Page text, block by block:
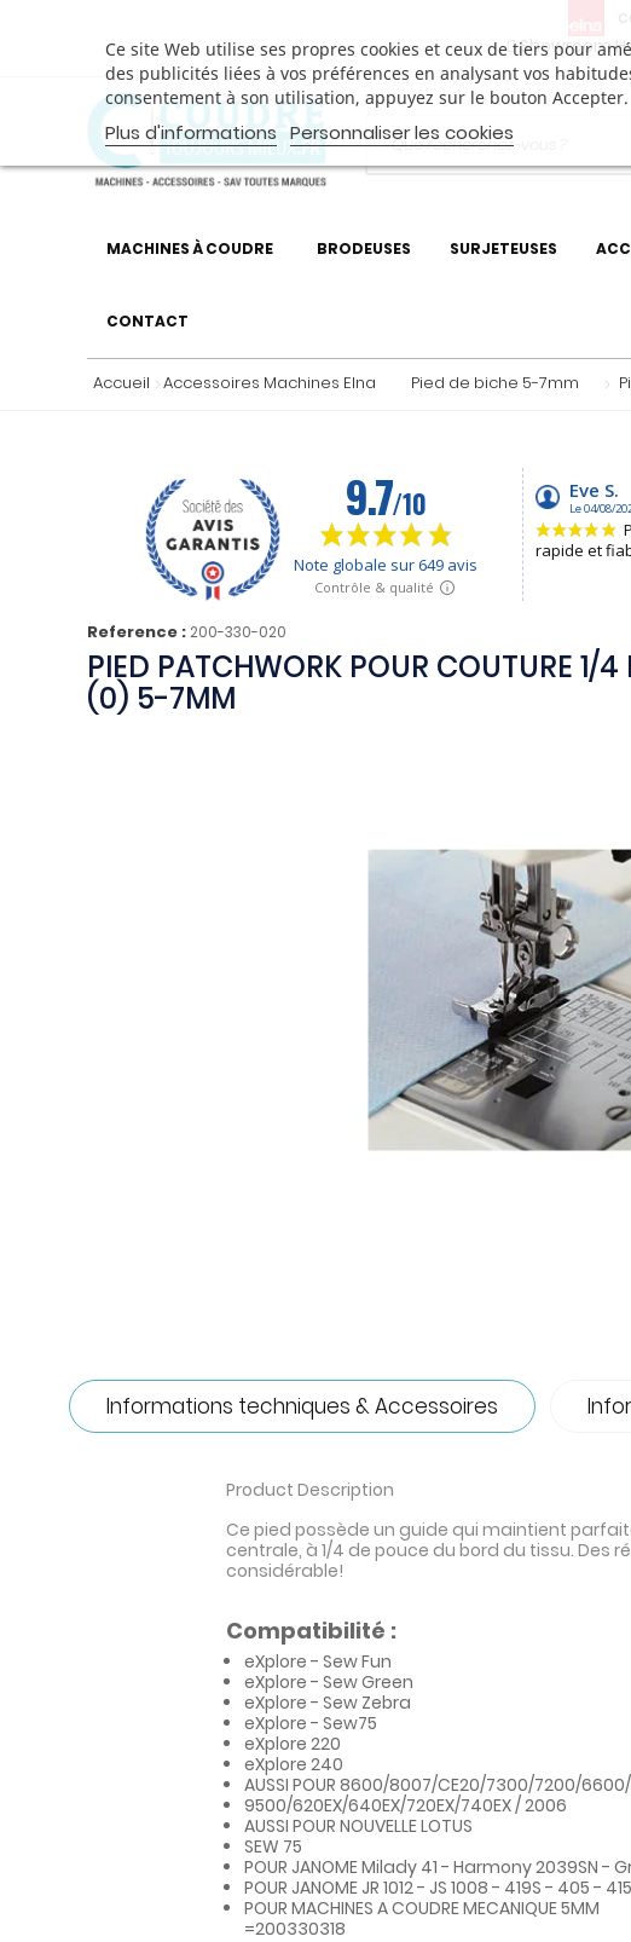
Showroom
Ce site Web utilise ses propres cookies et ceux de tiers pour
des publicités liées à vos préférences en analysant vos
consentement à son utilisation, appuyez sur le bouton Accepter.
Plus d'informations Personnaliser les cookies
MACHINES À COUDRE BRODEUSES SURJETEUSES
CONTACT
Accueil Accessoires Machines Elna Pied de biche 5-7mm
Reference : 200-330-020
PIED PATCHWORK POUR COUTURE 1/4
(0) 5-7MM
Informations techniques & Accessoires
Product Description
Ce pied possède un guide qui maintient
centrale, à 1/4 de pouce du bord du tissu.
considérable!
Compatibilité :
eXplore - Sew Fun
eXplore - Sew Green
eXplore - Sew Zebra
eXplore - Sew75
eXplore 220
eXplore 240
AUSSI POUR 8600/8007/CE20/7300/7200/
9500/620EX/640EX/720EX/740EX / 2006
AUSSI POUR NOUVELLE LOTUS
SEW 75
POUR JANOME Milady 41 - Harmony 2039SN -
POUR JANOME JR 1012 - JS 1008 - 419S - 405 -
POUR MACHINES A COUDRE MECANIQUE 5MM
=200330318